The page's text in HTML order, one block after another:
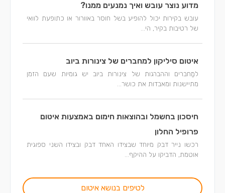
מדוע נוצר עובש ואיך נמנעים ממנו?
עובש בקירות יכול להופיע בשל חוסר באוורור או כתופעת לוואי
של רטיבות בקיר, הי...
איטום סיליקון למחברים של צינורות ביוב
למַחברים וההברגות של צינורות ביוב יש גומיות שעם הזמן
מתיישנות ומאבדות את כושר...
חיסכון בחשמל ובהוצאות חימום באמצעות איטום
פרופיל החלון
רכשו נייר דבק מיוחד שבצידו האחד דבק ובצידו השני ספוגית
אוטמת, הדביקו על ההיקף...
לטיפים בנושא איטום